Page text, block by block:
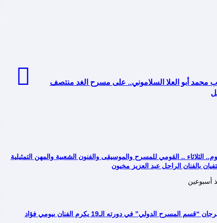
أبو العلا السلاموني.. على مسرح الغد منتصف
الثلاثاء .. القومي للمسرح والموسيقى والفنون الشعبية والمهن التمثيلية
بالفنان الراحل عبد العزيز مخيون
أسبوعين
“قسم المسرح الدولي” في دورته الـ19 يكرم الفنان بيومي فؤاد